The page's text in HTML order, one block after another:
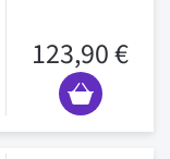
123,90 €